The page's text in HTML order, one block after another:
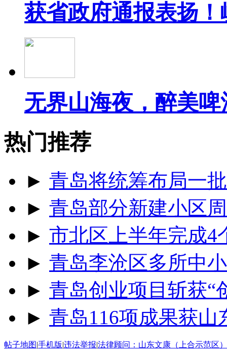
获省政府通报表扬
无界山海夜，醉美
热门推荐
► 青岛将统筹布局一
► 青岛部分新建小区
► 市北区上半年完成4
► 青岛李沧区多所中
► 青岛创业项目斩获“
► 青岛116项成果获
帖子地图|手机版|违法举报|法律顾问：山东文康（上合示范区